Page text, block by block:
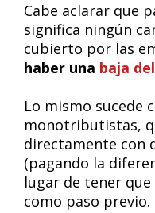
Cabe aclarar que
significa ningún
cubierto por las
haber una baja
Lo mismo sucede
monotributistas,
directamente con
(pagando la
lugar de tener
como paso previo.